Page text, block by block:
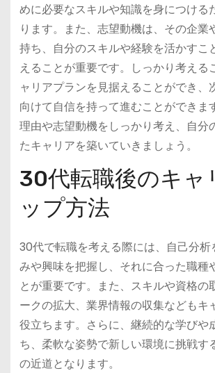
めに必要なスキルや知識を身につける
ります。また、志望動機は、その企業
持ち、自分のスキルや経験を活かすこ
えることが重要です。しっかり考える
ャリアプランを見据えることができ、
向けて自信を持って進むことができま
理由や志望動機をしっかり考え、自分
たキャリアを築いていきましょう。
30代転職後のキャ
ップ方法
30代で転職を考える際には、自己分析
みや興味を把握し、それに合った職種
とが重要です。また、スキルや資格の
ークの拡大、業界情報の収集などもキ
役立ちます。さらに、継続的な学びや
ち、柔軟な姿勢で新しい環境に挑戦す
の近道となります。